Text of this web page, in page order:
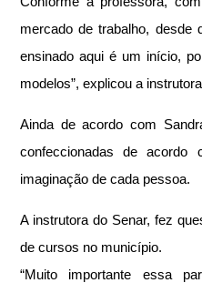
mercado de trabalho, desde
ensinado aqui é um início,
modelos”, explicou a
Ainda de acordo com
confeccionadas de
imaginação de cada pessoa.
A instrutora do Senar, fez
de cursos no município.
“Muito importante essa